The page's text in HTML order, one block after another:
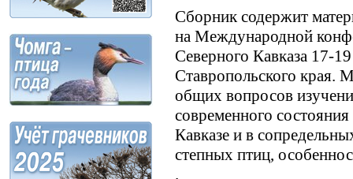
Сборник содержит
на Международной
Северного Кавказа 17-
Ставропольского края.
общих вопросов
современного
Кавказе и в
степных птиц,
.